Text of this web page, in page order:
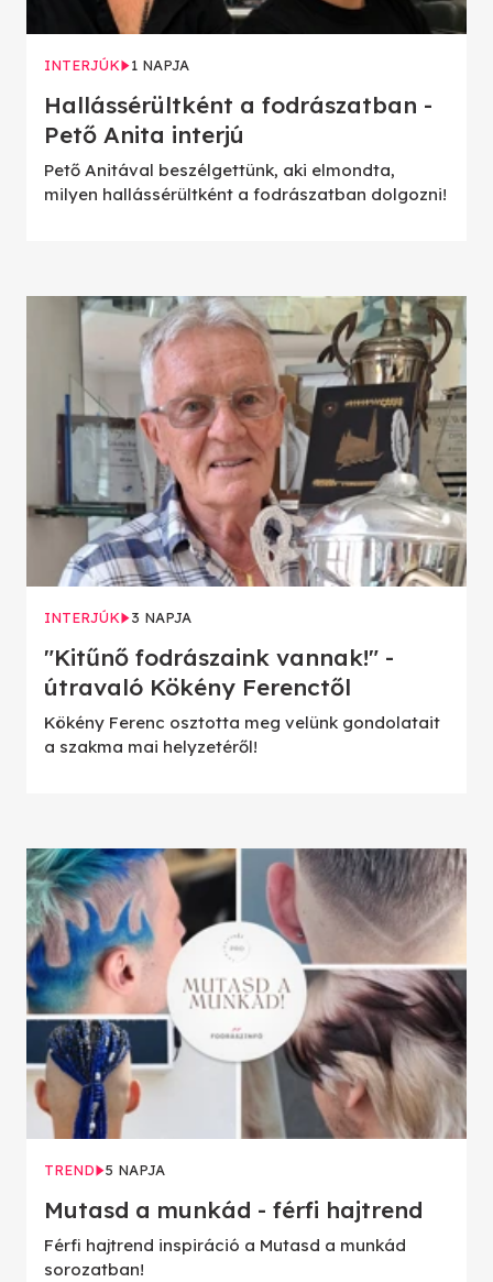
INTERJÚK 1 NAPJA
Hallássérültként a fodrászatban -
Pető Anita interjú
Pető Anitával beszélgettünk, aki elmondta,
milyen hallássérültként a fodrászatban dolgozni!
INTERJÚK 3 NAPJA
"Kitűnő fodrászaink vannak!" -
útravaló Kökény Ferenctől
Kökény Ferenc osztotta meg velünk gondolatait
a szakma mai helyzetéről!
TREND 5 NAPJA
Mutasd a munkád - férfi hajtrend
Férfi hajtrend inspiráció a Mutasd a munkád
sorozatban!